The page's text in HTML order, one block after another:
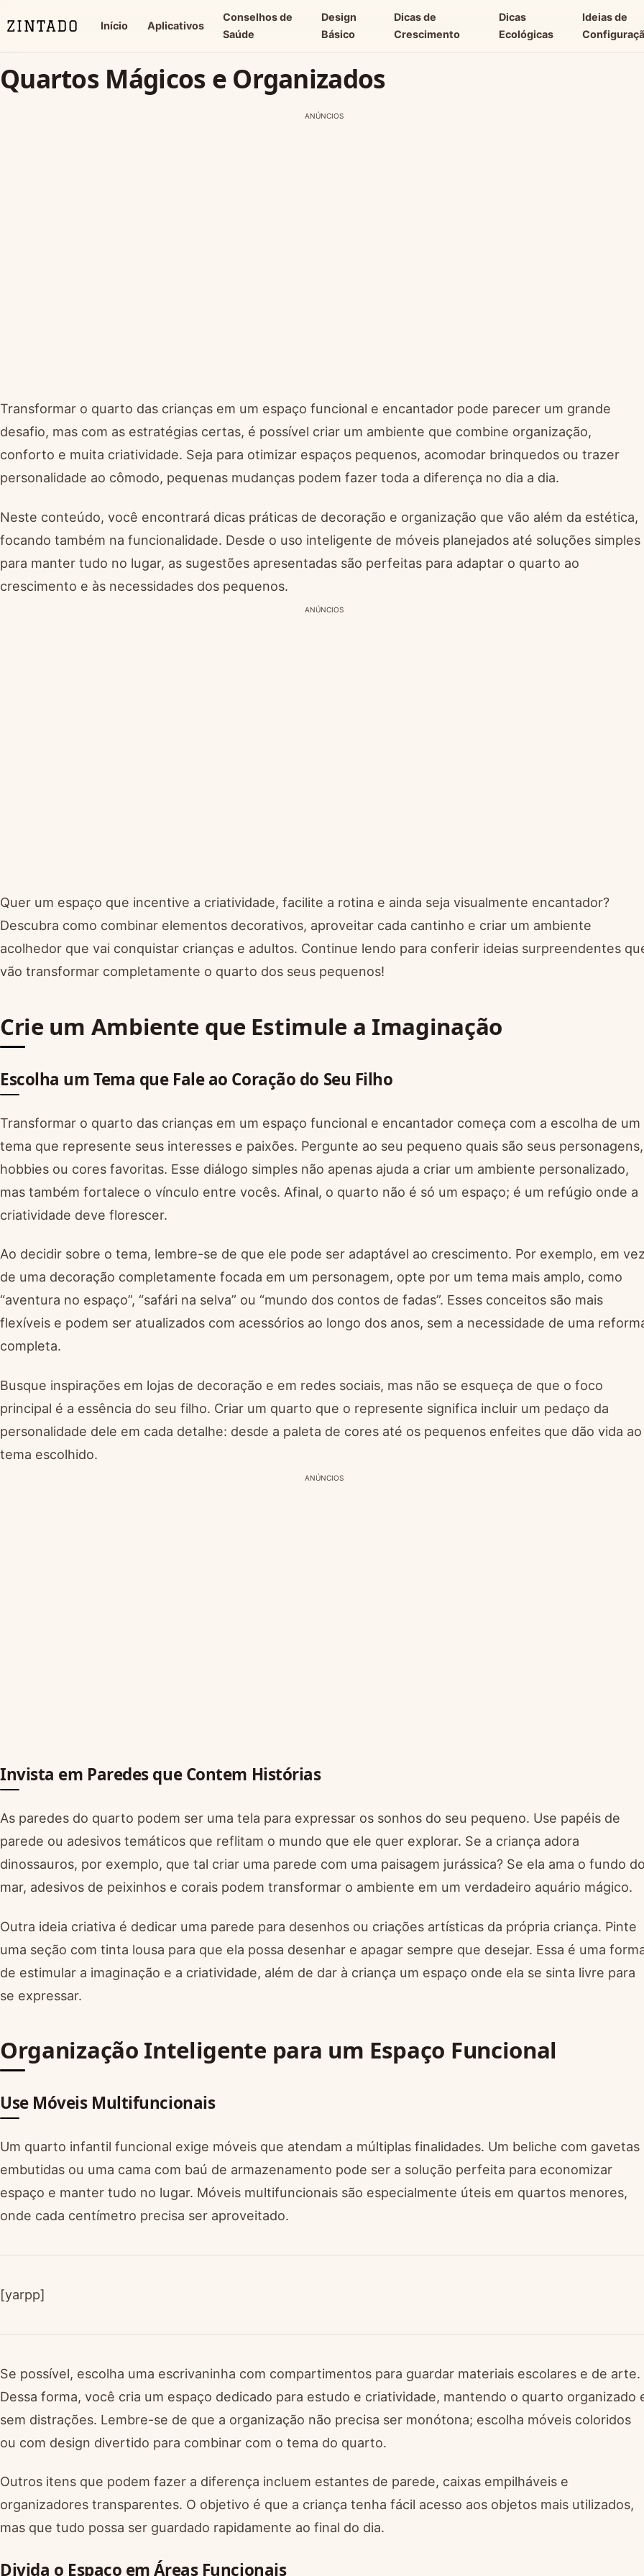
Início Aplicativos
Conselhos de
Saúde
Design
Básico
Dicas de
Crescimento
Dicas
Ecológicas
Ideias de
Quartos Mágicos e Organizados
ANÚNCIOS
Transformar o quarto das crianças em um espaço funcional e encantador pode parecer um grande
desafio, mas com as estratégias certas, é possível criar um ambiente que combine organização,
conforto e muita criatividade. Seja para otimizar espaços pequenos, acomodar brinquedos ou trazer
personalidade ao cômodo, pequenas mudanças podem fazer toda a diferença no dia a dia.
Neste conteúdo, você encontrará dicas práticas de decoração e organização que vão além da estética,
focando também na funcionalidade. Desde o uso inteligente de móveis planejados até soluções simples
para manter tudo no lugar, as sugestões apresentadas são perfeitas para adaptar o quarto ao
crescimento e às necessidades dos pequenos.
ANÚNCIOS
Quer um espaço que incentive a criatividade, facilite a rotina e ainda seja visualmente encantador?
Descubra como combinar elementos decorativos, aproveitar cada cantinho e criar um ambiente
acolhedor que vai conquistar crianças e adultos. Continue lendo para conferir ideias surpreendentes
vão transformar completamente o quarto dos seus pequenos!
Crie um Ambiente que Estimule a Imaginação
Escolha um Tema que Fale ao Coração do Seu Filho
Transformar o quarto das crianças em um espaço funcional e encantador começa com a escolha de um
tema que represente seus interesses e paixões. Pergunte ao seu pequeno quais são seus personagens,
hobbies ou cores favoritas. Esse diálogo simples não apenas ajuda a criar um ambiente personalizado,
mas também fortalece o vínculo entre vocês. Afinal, o quarto não é só um espaço; é um refúgio onde a
criatividade deve florescer.
Ao decidir sobre o tema, lembre-se de que ele pode ser adaptável ao crescimento. Por exemplo, em
de uma decoração completamente focada em um personagem, opte por um tema mais amplo, como
“aventura no espaço”, “safári na selva” ou “mundo dos contos de fadas”. Esses conceitos são mais
flexíveis e podem ser atualizados com acessórios ao longo dos anos, sem a necessidade de uma
completa.
Busque inspirações em lojas de decoração e em redes sociais, mas não se esqueça de que o foco
principal é a essência do seu filho. Criar um quarto que o represente significa incluir um pedaço da
personalidade dele em cada detalhe: desde a paleta de cores até os pequenos enfeites que dão vida ao
tema escolhido.
ANÚNCIOS
Invista em Paredes que Contem Histórias
As paredes do quarto podem ser uma tela para expressar os sonhos do seu pequeno. Use papéis de
parede ou adesivos temáticos que reflitam o mundo que ele quer explorar. Se a criança adora
dinossauros, por exemplo, que tal criar uma parede com uma paisagem jurássica? Se ela ama o fundo
mar, adesivos de peixinhos e corais podem transformar o ambiente em um verdadeiro aquário mágico.
Outra ideia criativa é dedicar uma parede para desenhos ou criações artísticas da própria criança. Pinte
uma seção com tinta lousa para que ela possa desenhar e apagar sempre que desejar. Essa é uma
de estimular a imaginação e a criatividade, além de dar à criança um espaço onde ela se sinta livre para
se expressar.
Organização Inteligente para um Espaço Funcional
Use Móveis Multifuncionais
Um quarto infantil funcional exige móveis que atendam a múltiplas finalidades. Um beliche com gavetas
embutidas ou uma cama com baú de armazenamento pode ser a solução perfeita para economizar
espaço e manter tudo no lugar. Móveis multifuncionais são especialmente úteis em quartos menores,
onde cada centímetro precisa ser aproveitado.
[yarpp]
Se possível, escolha uma escrivaninha com compartimentos para guardar materiais escolares e de arte.
Dessa forma, você cria um espaço dedicado para estudo e criatividade, mantendo o quarto organizado
sem distrações. Lembre-se de que a organização não precisa ser monótona; escolha móveis coloridos
ou com design divertido para combinar com o tema do quarto.
Outros itens que podem fazer a diferença incluem estantes de parede, caixas empilháveis e
organizadores transparentes. O objetivo é que a criança tenha fácil acesso aos objetos mais utilizados,
mas que tudo possa ser guardado rapidamente ao final do dia.
Divida o Espaço em Áreas Funcionais